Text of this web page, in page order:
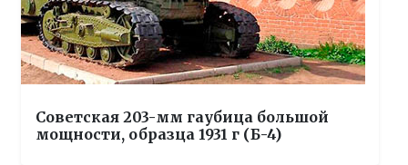
Советская 203-мм гаубица большой
мощности, образца 1931 г (Б-4)